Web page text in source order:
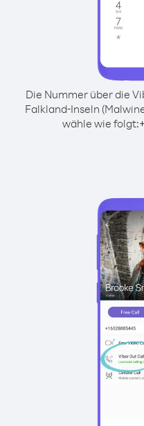
Die Nummer über die
Falkland-Inseln
wähle wie folgt:+